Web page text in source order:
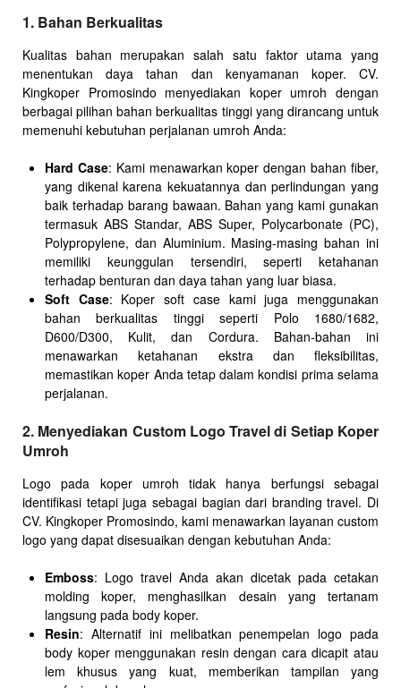
1. Bahan Berkualitas
Kualitas bahan merupakan salah satu faktor utama yang
menentukan daya tahan dan kenyamanan koper. CV.
Kingkoper Promosindo menyediakan koper umroh dengan
berbagai pilihan bahan berkualitas tinggi yang dirancang untuk
memenuhi kebutuhan perjalanan umroh Anda:
Hard Case: Kami menawarkan koper dengan bahan fiber,
yang dikenal karena kekuatannya dan perlindungan yang
baik terhadap barang bawaan. Bahan yang kami gunakan
termasuk ABS Standar, ABS Super, Polycarbonate (PC),
Polypropylene, dan Aluminium. Masing-masing bahan ini
memiliki keunggulan tersendiri, seperti ketahanan
terhadap benturan dan daya tahan yang luar biasa.
Soft Case: Koper soft case kami juga menggunakan
bahan berkualitas tinggi seperti Polo 1680/1682,
D600/D300, Kulit, dan Cordura. Bahan-bahan ini
menawarkan ketahanan ekstra dan fleksibilitas,
memastikan koper Anda tetap dalam kondisi prima selama
perjalanan.
2. Menyediakan Custom Logo Travel di Setiap Koper
Umroh
Logo pada koper umroh tidak hanya berfungsi sebagai
identifikasi tetapi juga sebagai bagian dari branding travel. Di
CV. Kingkoper Promosindo, kami menawarkan layanan custom
logo yang dapat disesuaikan dengan kebutuhan Anda:
Emboss: Logo travel Anda akan dicetak pada cetakan
molding koper, menghasilkan desain yang tertanam
langsung pada body koper.
Resin: Alternatif ini melibatkan penempelan logo pada
body koper menggunakan resin dengan cara dicapit atau
lem khusus yang kuat, memberikan tampilan yang